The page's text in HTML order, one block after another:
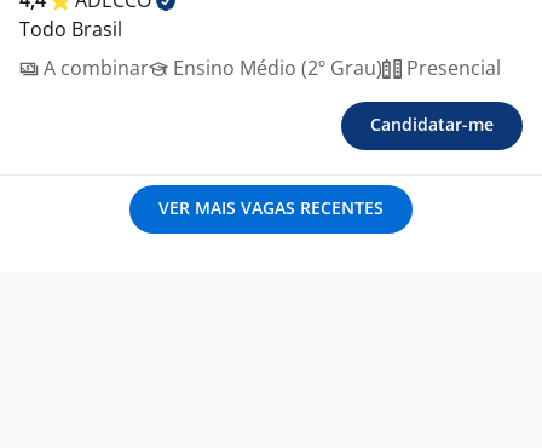
Todo Brasil
A combinar
Ensino Médio (2º Grau) Presencial
Candidatar-me
VER MAIS VAGAS RECENTES